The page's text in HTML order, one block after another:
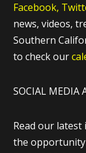
Facebook,
news, videos,
Southern
to check our
SOCIAL MEDIA
Read our latest
the